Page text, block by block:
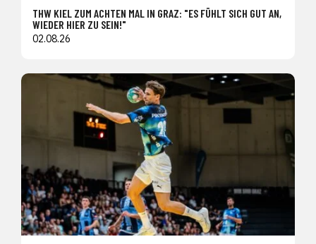
THW KIEL ZUM ACHTEN MAL IN GRAZ: "ES FÜHLT SICH GUT AN,
WIEDER HIER ZU SEIN!"
02.08.26